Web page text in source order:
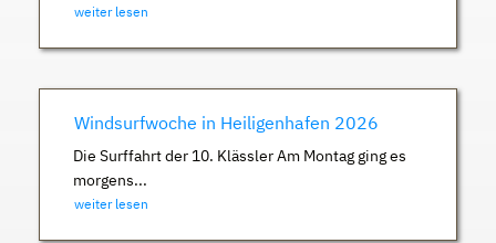
weiter lesen
Windsurfwoche in Heiligenhafen 2026
Die Surffahrt der 10. Klässler Am Montag ging es
morgens...
weiter lesen